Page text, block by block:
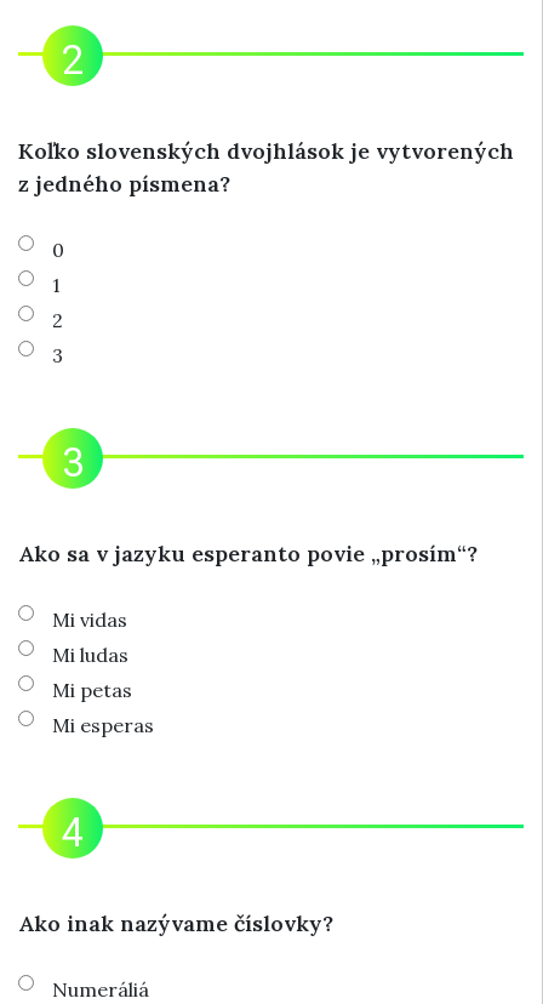
Koľko slovenských dvojhlások je vytvorených
z jedného písmena?
0
1
2
3
Ako sa v jazyku esperanto povie „prosím“?
Mi vidas
Mi ludas
Mi petas
Mi esperas
Ako inak nazývame číslovky?
Numeráliá